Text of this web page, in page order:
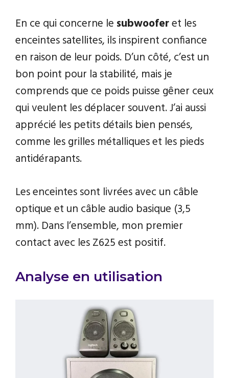
En ce qui concerne le subwooferet les
enceintes satellites, ils inspirent confiance
en raison de leur poids. D’un côté, c’est un
bon point pour la stabilité, mais je
comprends que ce poids puisse gêner ceux
qui veulent les déplacer souvent. J’ai aussi
apprécié les petits détails bien pensés,
comme les grilles métalliques et les pieds
antidérapants.
Les enceintes sont livrées avec un câble
optique et un câble audio basique (3,5
mm). Dans l’ensemble, mon premier
contact avec les Z625 est positif.
Analyse en utilisation